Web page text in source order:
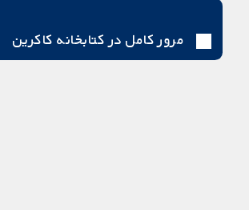
مرور کامل در کتابخانه کاکرین